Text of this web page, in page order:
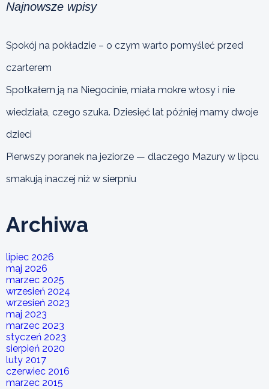
Najnowsze wpisy
Spokój na pokładzie – o czym warto pomyśleć przed
czarterem
Spotkałem ją na Niegocinie, miała mokre włosy i nie
wiedziała, czego szuka. Dziesięć lat później mamy dwoje
dzieci
Pierwszy poranek na jeziorze — dlaczego Mazury w lipcu
smakują inaczej niż w sierpniu
Archiwa
lipiec 2026
maj 2026
marzec 2025
wrzesień 2024
wrzesień 2023
maj 2023
marzec 2023
styczeń 2023
sierpień 2020
luty 2017
czerwiec 2016
marzec 2015